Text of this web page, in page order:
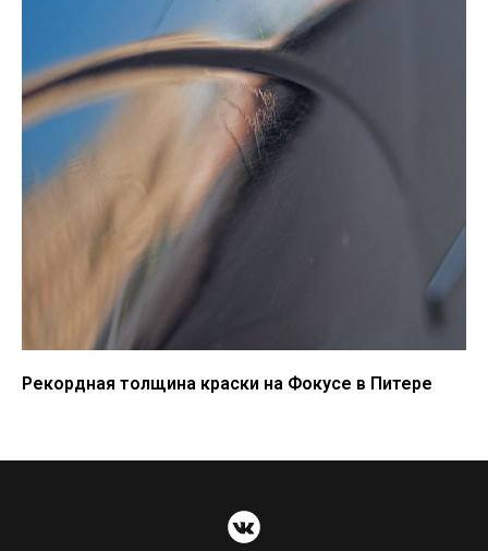
Рекордная толщина краски на Фокусе в Питере